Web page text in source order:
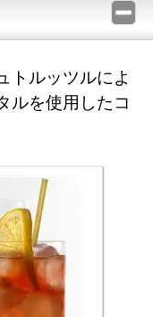
トルッツルによ
ルを使用したコ